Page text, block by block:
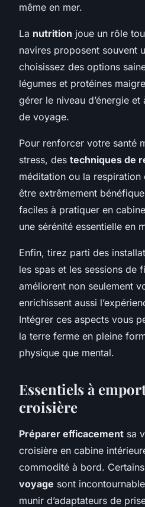
même en mer.
La nutrition joue un rôle
navires proposent souvent
choisissez des options
légumes et protéines
gérer le niveau d’énergie
de voyage.
Pour renforcer votre santé
stress, des techniques de
méditation ou la respiration
être extrêmement
faciles à pratiquer en
une sérénité essentielle en
Enfin, tirez parti des
les spas et les sessions de
améliorent non seulement
enrichissent aussi
Intégrer ces aspects vous
la terre ferme en pleine
physique que mental.
Essentiels à
croisière
Préparer efficacement sa
croisière en cabine
commodité à bord. Certains
voyage sont
munir d’adaptateurs de